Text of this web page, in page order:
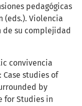
pedagógicas
(eds.). Violencia
de su complejidad
convivencia
studies of
by
for Studies in